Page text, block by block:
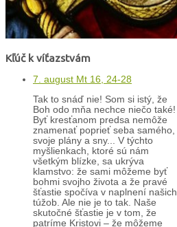
Kľúč k víťazstvám
7. august Mt 16, 24-28
Tak to snáď nie! Som si istý, že
Boh odo mňa nechce niečo také!
Byť kresťanom predsa nemôže
znamenať poprieť seba samého,
svoje plány a sny... V týchto
myšlienkach, ktoré sú nám
všetkým blízke, sa ukrýva
klamstvo: že sami môžeme byť
bohmi svojho života a že pravé
šťastie spočíva v naplnení našich
túžob. Ale nie je to tak. Naše
skutočné šťastie je v tom, že
patríme Kristovi – že môžeme